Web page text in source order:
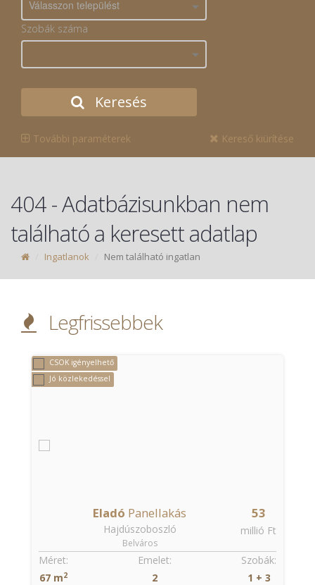
Válasszon települést
Szobák száma
Keresés
További paraméterek Kereső kiürítése
404 - Adatbázisunkban nem
található a keresett adatlap
Ingatlanok Nem található ingatlan
Legfrissebbek
CSOK igényelhető
Jó közlekedéssel
53
millió Ft
Eladó Panellakás
Hajdúszoboszló
Belváros
Szobák:
1 + 3
Méret:
67 m2
Emelet:
2